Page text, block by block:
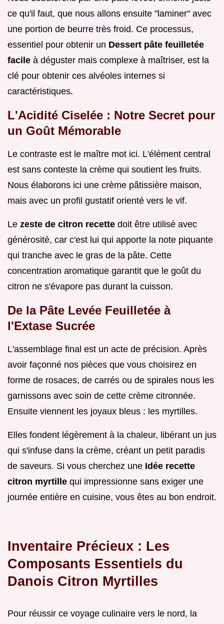
ce qu'il faut, que nous allons ensuite "laminer" avec
une portion de beurre très froid. Ce processus,
essentiel pour obtenir un Dessert pâte feuilletée
facile à déguster mais complexe à maîtriser, est la
clé pour obtenir ces alvéoles internes si
caractéristiques.
L'Acidité Ciselée : Notre Secret pour
un Goût Mémorable
Le contraste est le maître mot ici. L'élément central
est sans conteste la crème qui soutient les fruits.
Nous élaborons ici une crème pâtissière maison,
mais avec un profil gustatif orienté vers le vif.
Le zeste de citron recette doit être utilisé avec
générosité, car c'est lui qui apporte la note piquante
qui tranche avec le gras de la pâte. Cette
concentration aromatique garantit que le goût du
citron ne s'évapore pas durant la cuisson.
De la Pâte Levée Feuilletée à
l'Extase Sucrée
L'assemblage final est un acte de précision. Après
avoir façonné nos pièces que vous choisirez en
forme de rosaces, de carrés ou de spirales nous les
garnissons avec soin de cette crème citronnée.
Ensuite viennent les joyaux bleus : les myrtilles.
Elles fondent légèrement à la chaleur, libérant un jus
qui s'infuse dans la crème, créant un petit paradis
de saveurs. Si vous cherchez une Idée recette
citron myrtille qui impressionne sans exiger une
journée entière en cuisine, vous êtes au bon endroit.
Inventaire Précieux : Les
Composants Essentiels du
Danois Citron Myrtilles
Pour réussir ce voyage culinaire vers le nord, la